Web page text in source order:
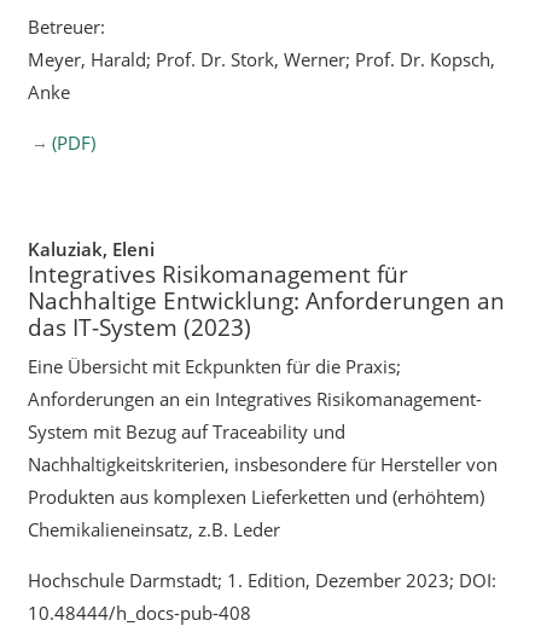
Betreuer:
Meyer, Harald; Prof. Dr. Stork, Werner; Prof. Dr. Kopsch,
Anke
(PDF)
Kaluziak, Eleni
Integratives Risikomanagement für
Nachhaltige Entwicklung: Anforderungen an
das IT-System (2023)
Eine Übersicht mit Eckpunkten für die Praxis;
Anforderungen an ein Integratives Risikomanagement-
System mit Bezug auf Traceability und
Nachhaltigkeitskriterien, insbesondere für Hersteller von
Produkten aus komplexen Lieferketten und (erhöhtem)
Chemikalieneinsatz, z.B. Leder
Hochschule Darmstadt; 1. Edition, Dezember 2023; DOI:
10.48444/h_docs-pub-408